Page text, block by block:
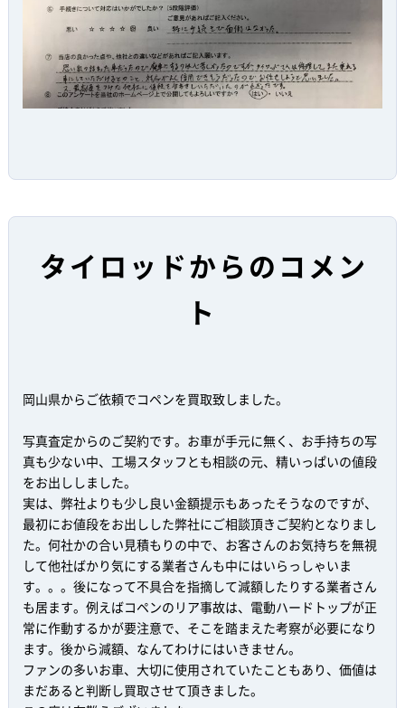
タイロッドからのコメン
ト
岡山県からご依頼でコペンを買取致しました。
写真査定からのご契約です。お車が手元に無く、お手持ちの写
真も少ない中、工場スタッフとも相談の元、精いっぱいの値段
をお出ししました。
実は、弊社よりも少し良い金額提示もあったそうなのですが、
最初にお値段をお出しした弊社にご相談頂きご契約となりまし
た。何社かの合い見積もりの中で、お客さんのお気持ちを無視
して他社ばかり気にする業者さんも中にはいらっしゃいま
す。。。後になって不具合を指摘して減額したりする業者さん
も居ます。例えばコペンのリア事故は、電動ハードトップが正
常に作動するかが要注意で、そこを踏まえた考察が必要になり
ます。後から減額、なんてわけにはいきません。
ファンの多いお車、大切に使用されていたこともあり、価値は
まだあると判断し買取させて頂きました。